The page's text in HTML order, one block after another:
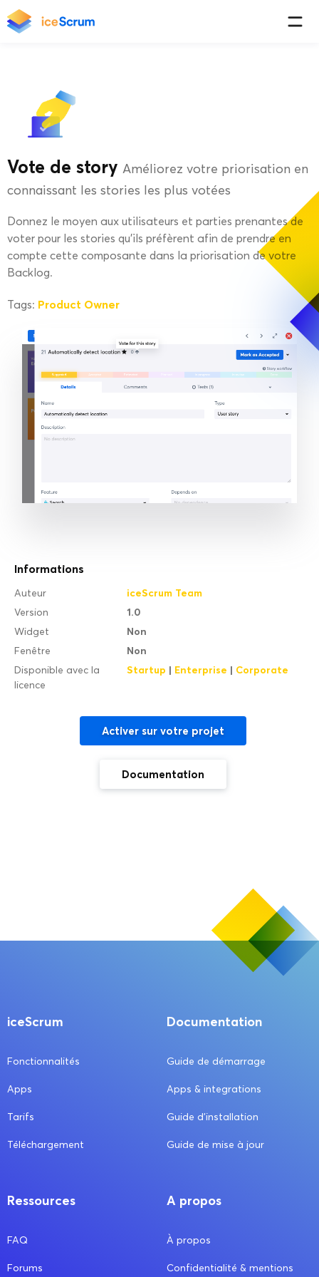
Vote de story Améliorez votre priorisation en
connaissant les stories les plus votées
Donnez le moyen aux utilisateurs et parties prenantes de
voter pour les stories qu’ils préfèrent afin de prendre en
compte cette composante dans la priorisation de votre
Backlog.
Tags: Product Owner
Informations
Auteur iceScrum Team
Version 1.0
Widget Non
Fenêtre Non
Disponible avec la
licence
Startup | Enterprise | Corporate
Activer sur votre projet
Documentation
iceScrum
Fonctionnalités
Apps
Tarifs
Téléchargement
Documentation
Guide de démarrage
Apps & integrations
Guide d’installation
Guide de mise à jour
Ressources
FAQ
Forums
A propos
À propos
Confidentialité & mentions